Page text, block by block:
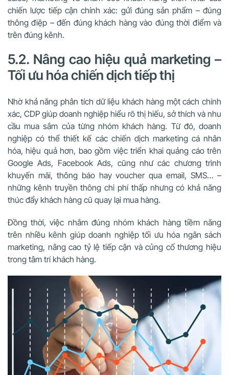
chiến lược tiếp cận chính xác: gửi đúng sản phẩm – đúng
thông điệp – đến đúng khách hàng vào đúng thời điểm và
trên đúng kênh.
5.2. Nâng cao hiệu quả marketing –
Tối ưu hóa chiến dịch tiếp thị
Nhờ khả năng phân tích dữ liệu khách hàng một cách chính
xác, CDP giúp doanh nghiệp hiểu rõ thị hiếu, sở thích và nhu
cầu mua sắm của từng nhóm khách hàng. Từ đó, doanh
nghiệp có thể thiết kế các chiến dịch marketing cá nhân
hóa, hiệu quả hơn, bao gồm việc triển khai quảng cáo trên
Google Ads, Facebook Ads, cũng như các chương trình
khuyến mãi, thông báo hay voucher qua email, SMS… –
những kênh truyền thông chi phí thấp nhưng có khả năng
thúc đẩy khách hàng cũ quay lại mua hàng.
Đồng thời, việc nhắm đúng nhóm khách hàng tiềm năng
trên nhiều kênh giúp doanh nghiệp tối ưu hóa ngân sách
marketing, nâng cao tỷ lệ tiếp cận và củng cố thương hiệu
trong tâm trí khách hàng.